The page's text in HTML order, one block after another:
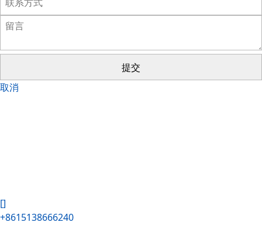
提交
取消
[]
+8615138666240